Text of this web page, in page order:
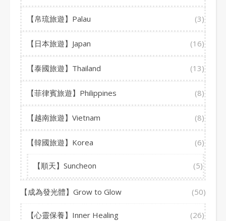
【帛琉旅遊】Palau (3)
【日本旅遊】Japan (16)
【泰國旅遊】Thailand (13)
【菲律賓旅遊】Philippines (8)
【越南旅遊】Vietnam (8)
【韓國旅遊】Korea (6)
【順天】Suncheon (5)
【成為發光體】Grow to Glow (50)
【心靈保養】Inner Healing (26)